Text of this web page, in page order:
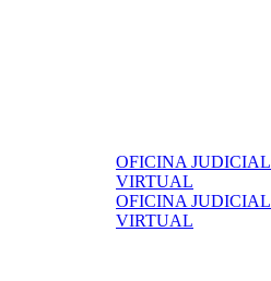
OFICINA JUDICIAL
VIRTUAL
OFICINA JUDICIAL
VIRTUAL